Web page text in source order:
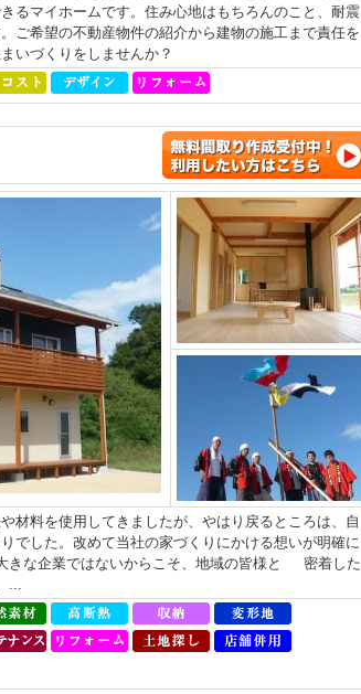
るマイホームです。住み心地はもちろんのこと、耐震
ご希望の不動産物件の紹介から建物の施工まで責任を
いづくりをしませんか？
材料を使用してきましたが、やはり戻るところは、自
でした。改めて当社の家づくりにかける想いが明確に
きな企業ではないからこそ、地域の皆様と 密着した
...